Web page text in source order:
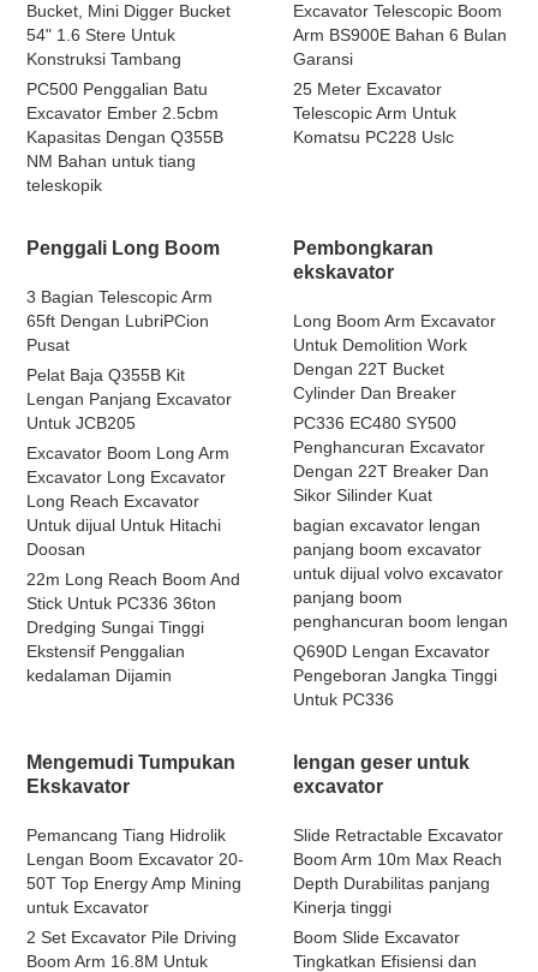
Bucket, Mini Digger Bucket
54" 1.6 Stere Untuk
Konstruksi Tambang
PC500 Penggalian Batu
Excavator Ember 2.5cbm
Kapasitas Dengan Q355B
NM Bahan untuk tiang
teleskopik
Excavator Telescopic Boom
Arm BS900E Bahan 6 Bulan
Garansi
25 Meter Excavator
Telescopic Arm Untuk
Komatsu PC228 Uslc
Penggali Long Boom
3 Bagian Telescopic Arm
65ft Dengan LubriPCion
Pusat
Pelat Baja Q355B Kit
Lengan Panjang Excavator
Untuk JCB205
Excavator Boom Long Arm
Excavator Long Excavator
Long Reach Excavator
Untuk dijual Untuk Hitachi
Doosan
22m Long Reach Boom And
Stick Untuk PC336 36ton
Dredging Sungai Tinggi
Ekstensif Penggalian
kedalaman Dijamin
Pembongkaran
ekskavator
Long Boom Arm Excavator
Untuk Demolition Work
Dengan 22T Bucket
Cylinder Dan Breaker
PC336 EC480 SY500
Penghancuran Excavator
Dengan 22T Breaker Dan
Sikor Silinder Kuat
bagian excavator lengan
panjang boom excavator
untuk dijual volvo excavator
panjang boom
penghancuran boom lengan
Q690D Lengan Excavator
Pengeboran Jangka Tinggi
Untuk PC336
Mengemudi Tumpukan
Ekskavator
Pemancang Tiang Hidrolik
Lengan Boom Excavator 20-
50T Top Energy Amp Mining
untuk Excavator
2 Set Excavator Pile Driving
Boom Arm 16.8M Untuk
lengan geser untuk
excavator
Slide Retractable Excavator
Boom Arm 10m Max Reach
Depth Durabilitas panjang
Kinerja tinggi
Boom Slide Excavator
Tingkatkan Efisiensi dan